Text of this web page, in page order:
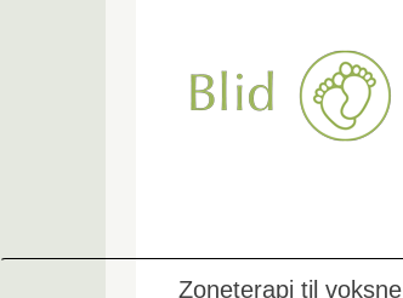
Zoneterapi til voksne